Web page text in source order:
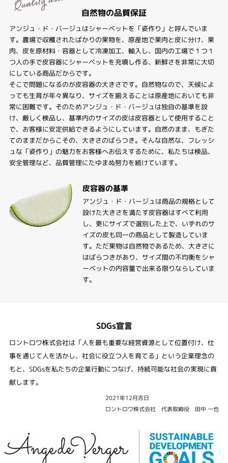
自然物の品質保証
アンジュ・ド・バージュはシャーベットを「姿作り」と呼んでいま
す。農場で収穫されたばかりの果物を、原産地で果肉と皮に分け、果
肉、皮を原材料・容器として冷凍加工、輸入し、国内の工場で１つ１
つ人の手で皮容器にシャーベットを充填し作る、新鮮さを非常に大切
にしている商品だからです。
そこで問題になるのが皮容器の大きさです。自然物なので、天候によ
っても生育が年々異なり、サイズを揃えることは原産地においても非
常に困難です。そのためアンジュ・ド・バージュは独自の基準を設
け、厳しく検品し、基準内のサイズの皮は皮容器として使用すること
で、お客様に安定供給できるようにしています。自然のまま、もぎた
てのままだからこその、大きさのばらつき。そんな自然な、フレッシ
ュな「姿作り」の魅力をお客様へお伝えするために、私たちは検品、
安全管理など、品質管理にたゆまぬ努力を続けています。
皮容器の基準
アンジュ・ド・バージュは商品の規格として
設けた大きさを満たす皮容器はすべて利用
し、更にサイズで選別した上で、いずれのサ
イズの皮も同一の商品として製造していま
す。ただ果物は自然物であるため、大きさに
はばらつきがあり、サイズ間の不均衡をシャ
ーベットの内容量で出来る限りならしていま
す。
SDGs宣言
ロントロワ株式会社は「人を最も重要な経営資源として位置付け、仕
事を通じて人を活かし、社会に役立つ人を育てる」という企業理念の
もと、SDGsを私たちの企業行動につなげ、持続可能な社会の実現に貢
献します。
2021年12月吉日
ロントロワ株式会社 代表取締役 田中 一也